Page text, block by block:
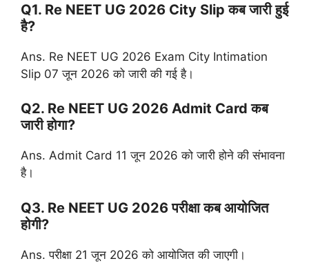
Q1. Re NEET UG 2026 City Slip कब जारी हुई
है?
Ans. Re NEET UG 2026 Exam City Intimation
Slip 07 जून 2026 को जारी की गई है।
Q2. Re NEET UG 2026 Admit Card कब
जारी होगा?
Ans. Admit Card 11 जून 2026 को जारी होने की संभावना
है।
Q3. Re NEET UG 2026 परीक्षा कब आयोजित
होगी?
Ans. परीक्षा 21 जून 2026 को आयोजित की जाएगी।